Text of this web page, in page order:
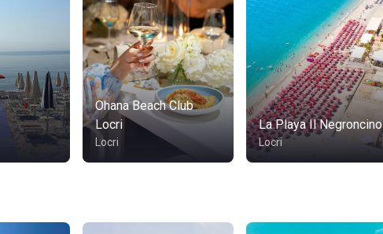
Ohana Beach Club
Locri
Locri
La Playa Il Negroncino
Locri